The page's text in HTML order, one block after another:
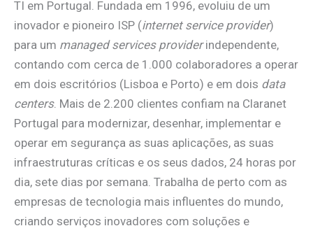
TI em Portugal. Fundada em 1996, evoluiu de um
inovador e pioneiro ISP (internet service provider)
para um managed services providerindependente,
contando com cerca de 1.000 colaboradores a operar
em dois escritórios (Lisboa e Porto) e em dois data
centers. Mais de 2.200 clientes confiam na Claranet
Portugal para modernizar, desenhar, implementar e
operar em segurança as suas aplicações, as suas
infraestruturas críticas e os seus dados, 24 horas por
dia, sete dias por semana. Trabalha de perto com as
empresas de tecnologia mais influentes do mundo,
criando serviços inovadores com soluções e